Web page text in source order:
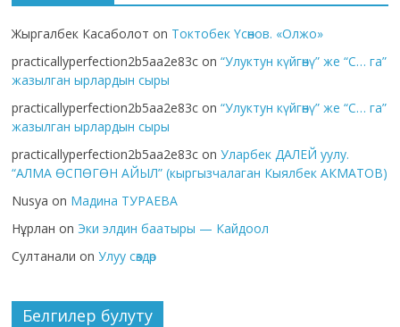
Жыргалбек Касаболот on Токтобек Үсөнов. «Олжо»
practicallyperfection2b5aa2e83c on“Улуктун күйгөнү” же “С… га”
жазылган ырлардын сыры
practicallyperfection2b5aa2e83c on“Улуктун күйгөнү” же “С… га”
жазылган ырлардын сыры
practicallyperfection2b5aa2e83c onУларбек ДАЛЕЙ уулу.
“АЛМА ӨСПӨГӨН АЙЫЛ” (кыргызчалаган Кыялбек АКМАТОВ)
Nusya on Мадина ТУРАЕВА
Нұрлан on Эки элдин баатыры — Кайдоол
Султанали onУлуу сөздөр
Белгилер булуту